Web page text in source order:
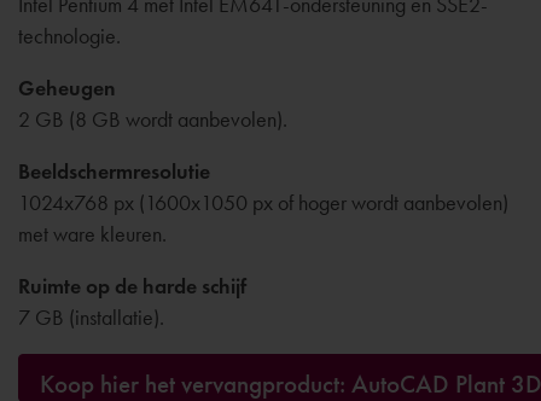
technologie.
Geheugen
2 GB (8 GB wordt aanbevolen).
Beeldschermresolutie
1024x768 px (1600x1050 px of hoger wordt aanbevolen)
met ware kleuren.
Ruimte op de harde schijf
7 GB (installatie).
Koop hier het vervangproduct: AutoCAD Plant